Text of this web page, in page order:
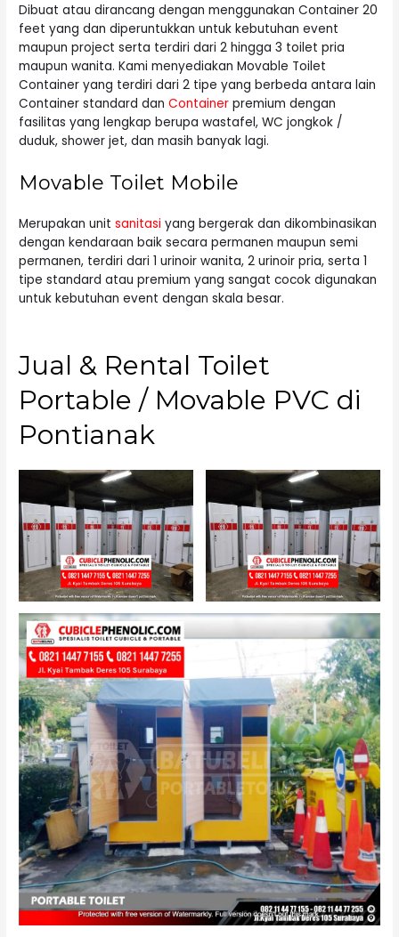
Dibuat atau dirancang dengan menggunakan Container 20
feet yang dan diperuntukkan untuk kebutuhan event
maupun project serta terdiri dari 2 hingga 3 toilet pria
maupun wanita. Kami menyediakan Movable Toilet
Container yang terdiri dari 2 tipe yang berbeda antara lain
Container standard danContainer premium dengan
fasilitas yang lengkap berupa wastafel, WC jongkok /
duduk, shower jet, dan masih banyak lagi.
Movable Toilet Mobile
Merupakan unitsanitasi yang bergerak dan dikombinasikan
dengan kendaraan baik secara permanen maupun semi
permanen, terdiri dari 1 urinoir wanita, 2 urinoir pria, serta 1
tipe standard atau premium yang sangat cocok digunakan
untuk kebutuhan event dengan skala besar.
Jual & Rental Toilet
Portable / Movable PVC di
Pontianak